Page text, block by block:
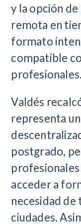
y la opción
remota en
formato
compatible
profesionales.
Valdés
representa
postgrado,
acceder a
necesidad de
ciudades.